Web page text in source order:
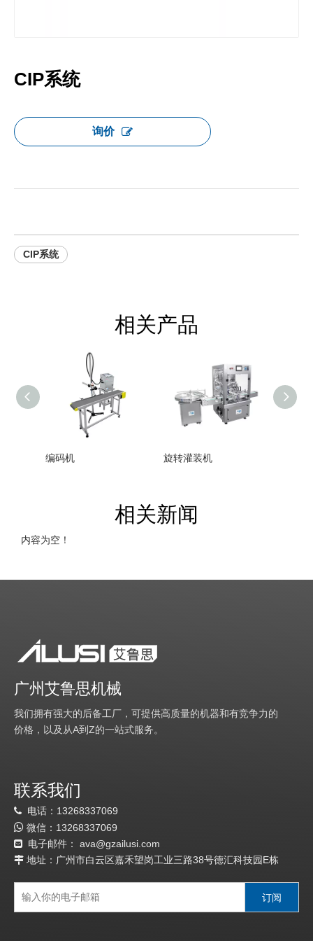
CIP系统
询价
CIP系统
相关产品
编码机 旋转灌装机
相关新闻
内容为空！
广州艾鲁思机械
我们拥有强大的后备工厂，可提供高质量的机器和有竞争力的
价格，以及从A到Z的一站式服务。
联系我们
 电话：13268337069
 微信： 13268337069
 电子邮件： ava@gzailusi.com
 地址：广州市白云区嘉禾望岗工业三路38号德汇科技园E栋
订阅